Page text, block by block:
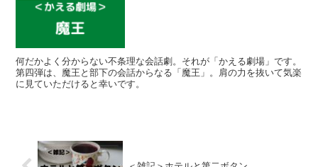
何だかよく分からない不条理な会話劇。それが「かえる劇場」です。
第四弾は、魔王と部下の会話からなる「魔王」。肩の力を抜いて気楽
に見ていただけると幸いです。